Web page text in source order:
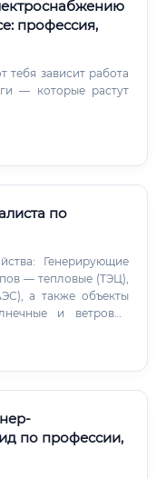
профессия,
тебя зависит работа
— которые растут
по
— тепловые (ТЭЦ),
а также объекты
и ветровые
передачей и
на оптовом рынке
по профессии,